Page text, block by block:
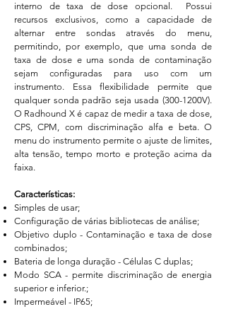
interno de taxa de dose opcional. Possui
recursos exclusivos, como a capacidade de
alternar entre sondas através do menu,
permitindo, por exemplo, que uma sonda de
taxa de dose e uma sonda de contaminação
sejam configuradas para uso com um
instrumento. Essa flexibilidade permite que
qualquer sonda padrão seja usada (300-1200V).
O Radhound X é capaz de medir a taxa de dose,
CPS, CPM, com discriminação alfa e beta. O
menu do instrumento permite o ajuste de limites,
alta tensão, tempo morto e proteção acima da
faixa.
Características:
Simples de usar;
Configuração de várias bibliotecas de análise;
Objetivo duplo - Contaminação e taxa de dose
combinados;
Bateria de longa duração - Células C duplas;
Modo SCA - permite discriminação de energia
superior e inferior.;
Impermeável - IP65;